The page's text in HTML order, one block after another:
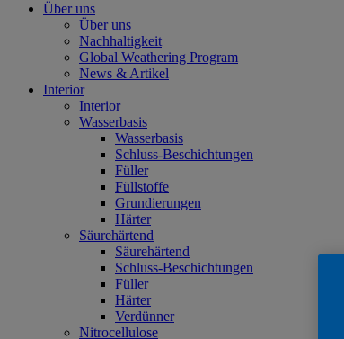
Über uns
Über uns
Nachhaltigkeit
Global Weathering Program
News & Artikel
Interior
Interior
Wasserbasis
Wasserbasis
Schluss-Beschichtungen
Füller
Füllstoffe
Grundierungen
Härter
Säurehärtend
Säurehärtend
Schluss-Beschichtungen
Füller
Härter
Verdünner
Nitrocellulose